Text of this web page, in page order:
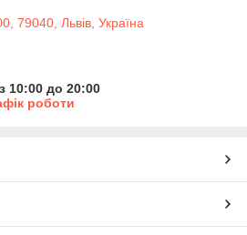
79040, Львів, Україна
10:00 до 20:00
роботи